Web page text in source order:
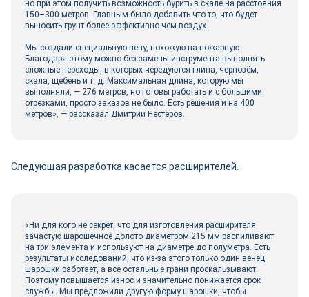
но при этом получить возможность бурить в скале на расстояния
150–300 метров. Главным было добавить что‑то, что будет
выносить грунт более эффективно чем воздух.
Мы создали специальную пену, похожую на пожарную.
Благодаря этому можно без замены инструмента выполнять
сложные переходы, в которых чередуются глина, чернозём,
скала, щебень и т. д. Максимальная длина, которую мы
выполняли, — 276 метров, но готовы работать и с большими
отрезками, просто заказов не было. Есть решения и на 400
метров», — рассказал Дмитрий Нестеров.
Следующая разработка касается расширителей.
«Ни для кого не секрет, что для изготовления расширителя
зачастую шарошечное долото диаметром 215 мм распиливают
на три элемента и используют на диаметре до полуметра. Есть
результаты исследований, что из-за этого только один венец
шарошки работает, а все остальные грани проскальзывают.
Поэтому повышается износ и значительно понижается срок
службы. Мы предложили другую форму шарошки, чтобы